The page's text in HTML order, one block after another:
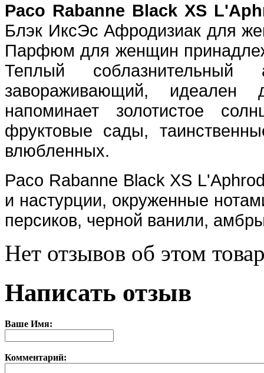
Paco Rabanne Black XS
Блэк ИксЭс Афродизиак для
Парфюм для женщин
Теплый
завораживающий,
напоминает золотистое
фруктовые сады,
влюбленных.
Paco Rabanne Black XS
и настурции, окруженные
персиков, черной ванили,
Нет отзывов об этом
Написать отзыв
Ваше Имя:
Комментарий: